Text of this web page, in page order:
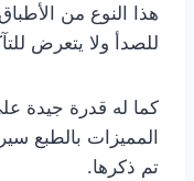
هذا النوع من
للصدأ ولا يتعرض
كما له قدرة جيدة
المميزات بالطبع
تم ذكرها.